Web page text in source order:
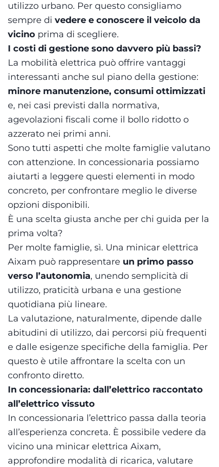
utilizzo urbano. Per questo consigliamo
sempre di vedere e conoscere il veicolo da
vicino prima di scegliere.
I costi di gestione sono davvero più bassi?
La mobilità elettrica può offrire vantaggi
interessanti anche sul piano della gestione:
minore manutenzione, consumi ottimizzati
e, nei casi previsti dalla normativa,
agevolazioni fiscali come il bollo ridotto o
azzerato nei primi anni.
Sono tutti aspetti che molte famiglie valutano
con attenzione. In concessionaria possiamo
aiutarti a leggere questi elementi in modo
concreto, per confrontare meglio le diverse
opzioni disponibili.
È una scelta giusta anche per chi guida per la
prima volta?
Per molte famiglie, sì. Una minicar elettrica
Aixam può rappresentare un primo passo
verso l’autonomia, unendo semplicità di
utilizzo, praticità urbana e una gestione
quotidiana più lineare.
La valutazione, naturalmente, dipende dalle
abitudini di utilizzo, dai percorsi più frequenti
e dalle esigenze specifiche della famiglia. Per
questo è utile affrontare la scelta con un
confronto diretto.
In concessionaria: dall’elettrico raccontato
all’elettrico vissuto
In concessionaria l’elettrico passa dalla teoria
all’esperienza concreta. È possibile vedere da
vicino una minicar elettrica Aixam,
approfondire modalità di ricarica, valutare